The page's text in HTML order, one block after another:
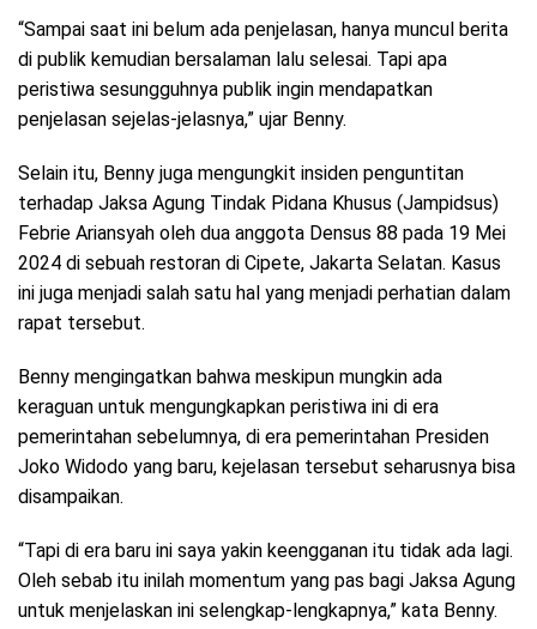
“Sampai saat ini belum ada penjelasan, hanya muncul berita
di publik kemudian bersalaman lalu selesai. Tapi apa
peristiwa sesungguhnya publik ingin mendapatkan
penjelasan sejelas-jelasnya,” ujar Benny.
Selain itu, Benny juga mengungkit insiden penguntitan
terhadap Jaksa Agung Tindak Pidana Khusus (Jampidsus)
Febrie Ariansyah oleh dua anggota Densus 88 pada 19 Mei
2024 di sebuah restoran di Cipete, Jakarta Selatan. Kasus
ini juga menjadi salah satu hal yang menjadi perhatian dalam
rapat tersebut.
Benny mengingatkan bahwa meskipun mungkin ada
keraguan untuk mengungkapkan peristiwa ini di era
pemerintahan sebelumnya, di era pemerintahan Presiden
Joko Widodo yang baru, kejelasan tersebut seharusnya bisa
disampaikan.
“Tapi di era baru ini saya yakin keengganan itu tidak ada lagi.
Oleh sebab itu inilah momentum yang pas bagi Jaksa Agung
untuk menjelaskan ini selengkap-lengkapnya,” kata Benny.